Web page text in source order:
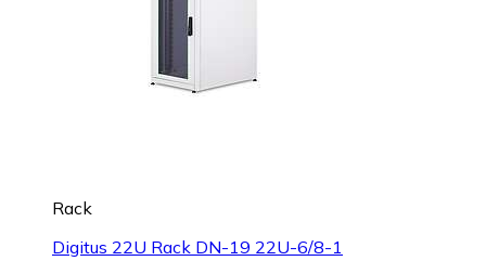
Rack
Digitus 22U Rack DN-19 22U-6/8-1